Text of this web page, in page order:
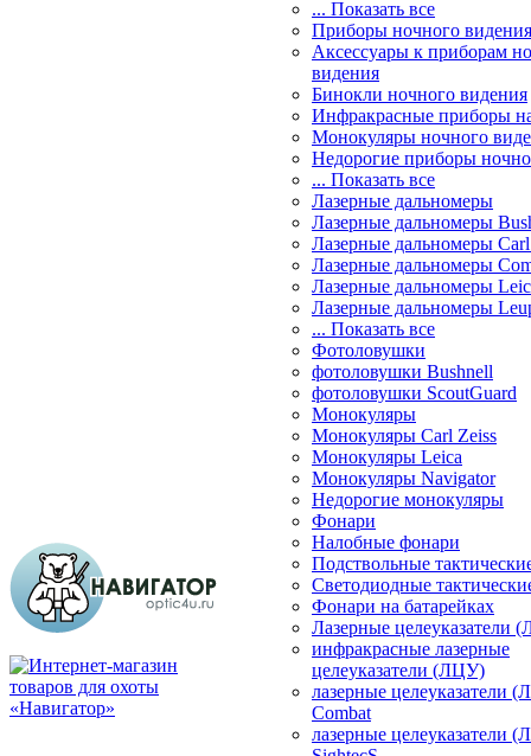
... Показать все
Приборы ночного видения
Аксессуары к приборам
видения
Бинокли ночного видения
Инфракрасные приборы
Монокуляры ночного
Недорогие приборы
... Показать все
Лазерные дальномеры
Лазерные дальномеры
Лазерные дальномеры
Лазерные дальномеры
Лазерные дальномеры
Лазерные дальномеры
... Показать все
Фотоловушки
фотоловушки Bushnell
фотоловушки ScoutGuard
Монокуляры
Монокуляры Carl Zeiss
Монокуляры Leica
Монокуляры Navigator
Недорогие монокуляры
Фонари
Налобные фонари
Подствольные
Светодиодные
Фонари на батарейках
Лазерные целеуказатели
инфракрасные лазерные
целеуказатели (ЛЦУ)
лазерные целеуказатели
Combat
лазерные целеуказатели